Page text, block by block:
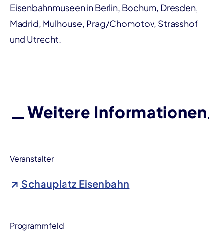
Eisenbahnmuseen in Berlin, Bochum, Dresden,
Madrid, Mulhouse, Prag/Chomotov, Strasshof
und Utrecht.
Weitere Informationen
Veranstalter
Schauplatz Eisenbahn
Programmfeld